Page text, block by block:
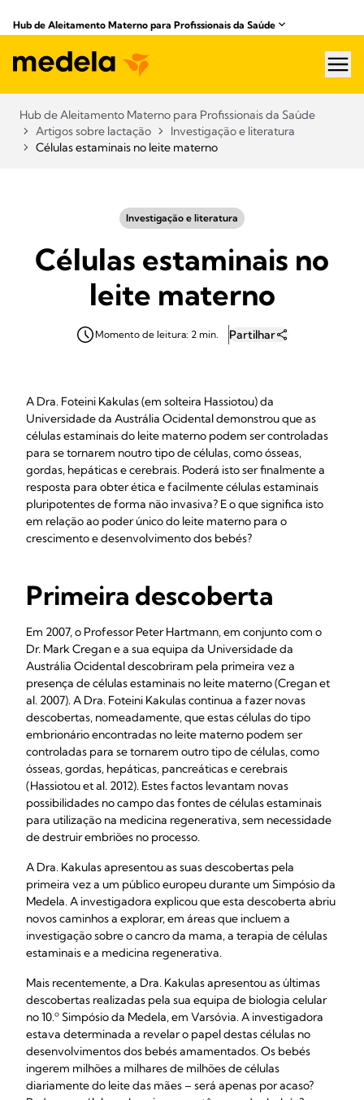
Hub de Aleitamento Materno para Profissionais da Saúde​
Hub de Aleitamento Materno para Profissionais da Saúde​
Artigos sobre lactação
Investigação e literatura
Células estaminais no leite materno
Investigação e literatura
Células estaminais no
leite materno
Momento de leitura: 2 min. Partilhar
A Dra. Foteini Kakulas (em solteira Hassiotou) da
Universidade da Austrália Ocidental demonstrou que as
células estaminais do leite materno podem ser controladas
para se tornarem noutro tipo de células, como ósseas,
gordas, hepáticas e cerebrais. Poderá isto ser finalmente a
resposta para obter ética e facilmente células estaminais
pluripotentes de forma não invasiva? E o que significa isto
em relação ao poder único do leite materno para o
crescimento e desenvolvimento dos bebés?
Primeira descoberta
Em 2007, o Professor Peter Hartmann, em conjunto com o
Dr. Mark Cregan e a sua equipa da Universidade da
Austrália Ocidental descobriram pela primeira vez a
presença de células estaminais no leite materno (Cregan et
al. 2007). A Dra. Foteini Kakulas continua a fazer novas
descobertas, nomeadamente, que estas células do tipo
embrionário encontradas no leite materno podem ser
controladas para se tornarem outro tipo de células, como
ósseas, gordas, hepáticas, pancreáticas e cerebrais
(Hassiotou et al. 2012). Estes factos levantam novas
possibilidades no campo das fontes de células estaminais
para utilização na medicina regenerativa, sem necessidade
de destruir embriões no processo.
A Dra. Kakulas apresentou as suas descobertas pela
primeira vez a um público europeu durante um Simpósio da
Medela. A investigadora explicou que esta descoberta abriu
novos caminhos a explorar, em áreas que incluem a
investigação sobre o cancro da mama, a terapia de células
estaminais e a medicina regenerativa.
Mais recentemente, a Dra. Kakulas apresentou as últimas
descobertas realizadas pela sua equipa de biologia celular
no 10.º Simpósio da Medela, em Varsóvia. A investigadora
estava determinada a revelar o papel destas células no
desenvolvimentos dos bebés amamentados. Os bebés
ingerem milhões a milhares de milhões de células
diariamente do leite das mães – será apenas por acaso?